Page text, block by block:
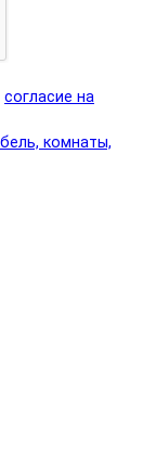
согласие на